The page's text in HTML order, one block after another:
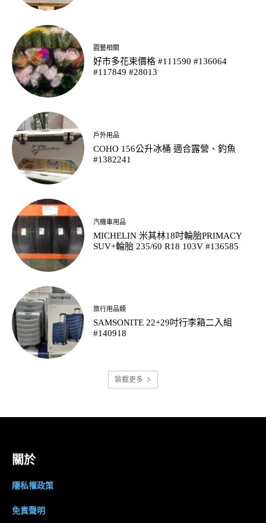
園藝相關
好市多花束價格 #111590 #136064
#117849 #28013
戶外用品
COHO 156公升冰桶 適合露營、釣魚
#1382241
汽機車用品
MICHELIN 米其林18吋輪胎PRIMACY
SUV+輪胎 235/60 R18 103V #136585
旅行用品類
SAMSONITE 22+29吋行李箱二入組
#140918
裝載更多
關於
隱私權政策
免責聲明